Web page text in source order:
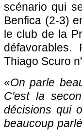
scénario qui
Benfica (2-3)
le club de la
défavorables.
Thiago Scuro
«On parle
C'est la
décisions qui
beaucoup